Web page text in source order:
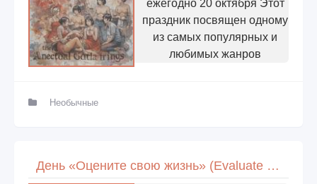
ежегодно 20 октября Этот
праздник посвящен одному
из самых популярных и
любимых жанров
Необычные
День «Оцените свою жизнь» (Evaluate Your Life Day)